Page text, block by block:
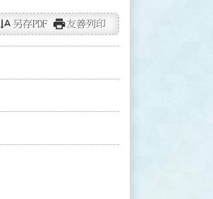
text_rotate_vertical 另存PDF print友善列印